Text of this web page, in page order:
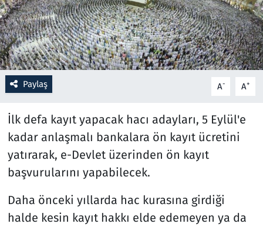
Paylaş A- A+
İlk defa kayıt yapacak hacı adayları, 5 Eylül'e
kadar anlaşmalı bankalara ön kayıt ücretini
yatırarak, e-Devlet üzerinden ön kayıt
başvurularını yapabilecek.
Daha önceki yıllarda hac kurasına girdiği
halde kesin kayıt hakkı elde edemeyen ya da
Ramazan
Resmi İlanlar
Rüya Tabirleri
Sağlık
Savunma Sanayi
Seçim 2023
Teknoloji ve Bilim